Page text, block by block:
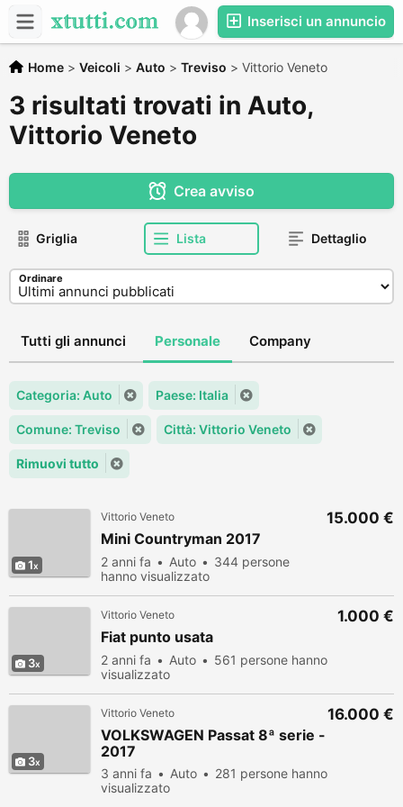
Inserisci un annuncio
Home > Veicoli > Auto > Treviso > Vittorio Veneto
3 risultati trovati in Auto,
Vittorio Veneto
Crea avviso
Griglia Lista Dettaglio
Ordinare
Tutti gli annunci Personale Company
Categoria: Auto Paese: Italia
Comune: Treviso Città: Vittorio Veneto
Rimuovi tutto
1
Vittorio Veneto
Mini Countryman 2017
2 anni fa Auto
344 persone
hanno visualizzato
15.000 €
3
Vittorio Veneto
Fiat punto usata
2 anni fa Auto
561 persone hanno
visualizzato
1.000 €
3
Vittorio Veneto
VOLKSWAGEN Passat 8ª serie -
2017
3 anni fa Auto
281 persone hanno
visualizzato
16.000 €